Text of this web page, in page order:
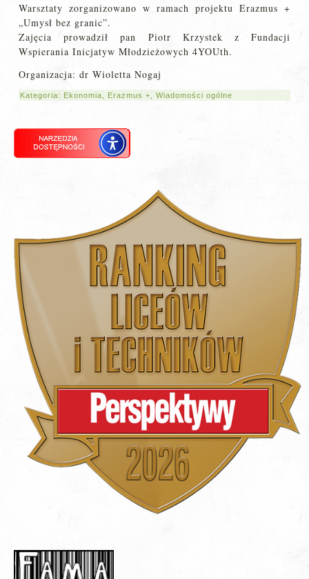
Warsztaty zorganizowano w ramach projektu Erazmus +
„Umysł bez granic”.
Zajęcia prowadził pan Piotr Krzystek z Fundacji
Wspierania Inicjatyw Młodzieżowych 4YOUth.
Organizacja: dr Wioletta Nogaj
Kategoria: Ekonomia, Erazmus +,Wiadomości ogólne